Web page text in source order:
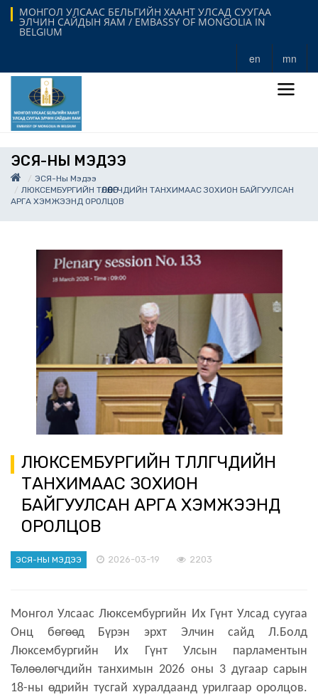
МОНГОЛ УЛСААС БЕЛЬГИЙН ХААНТ УЛСАД СУУГАА
ЭЛЧИН САЙДЫН ЯАМ / EMBASSY OF MONGOLIA IN
BELGIUM
en mn
ЭСЯ-НЫ МЭДЭЭ
ЭСЯ-Ны Мэдээ
ЛЮКСЕМБУРГИЙН ТӨЛӨӨЛӨГЧДИЙН ТАНХИМААС ЗОХИОН БАЙГУУЛСАН
АРГА ХЭМЖЭЭНД ОРОЛЦОВ
ЛЮКСЕМБУРГИЙН ТӨЛӨӨЛӨГЧДИЙН
ТАНХИМААС ЗОХИОН
БАЙГУУЛСАН АРГА ХЭМЖЭЭНД
ОРОЛЦОВ
ЭСЯ-НЫ МЭДЭЭ 2026-03-19 2203
Монгол Улсаас Люксембургийн Их Гүнт Улсад суугаа
Онц бөгөөд Бүрэн эрхт Элчин сайд Л.Болд
Люксембургийн Их Гүнт Улсын парламентын
Төлөөлөгчдийн танхимын 2026 оны 3 дугаар сарын
18-ны өдрийн тусгай хуралдаанд урилгаар оролцов.